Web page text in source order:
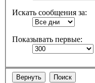
Искать сообщения за:
Показывать первые: